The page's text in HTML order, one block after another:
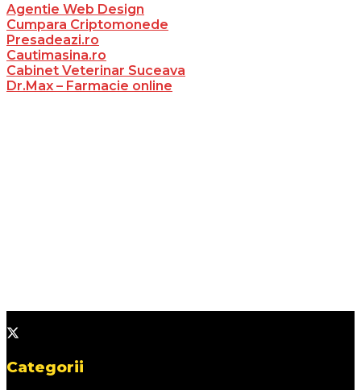
Agentie Web Design
Cumpara Criptomonede
Presadeazi.ro
Cautimasina.ro
Cabinet Veterinar Suceava
Dr.Max – Farmacie online
Categorii